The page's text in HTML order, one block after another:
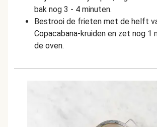
bak nog 3 - 4 minuten.
Bestrooi de frieten met de helft
Copacabana-kruiden en zet nog 1
de oven.